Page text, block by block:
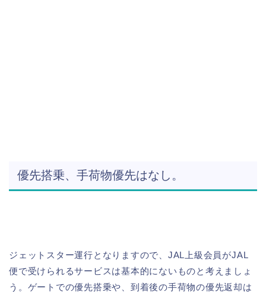
優先搭乗、手荷物優先はなし。
ジェットスター運行となりますので、JAL上級会員がJAL
便で受けられるサービスは基本的にないものと考えましょ
う。ゲートでの優先搭乗や、到着後の手荷物の優先返却は